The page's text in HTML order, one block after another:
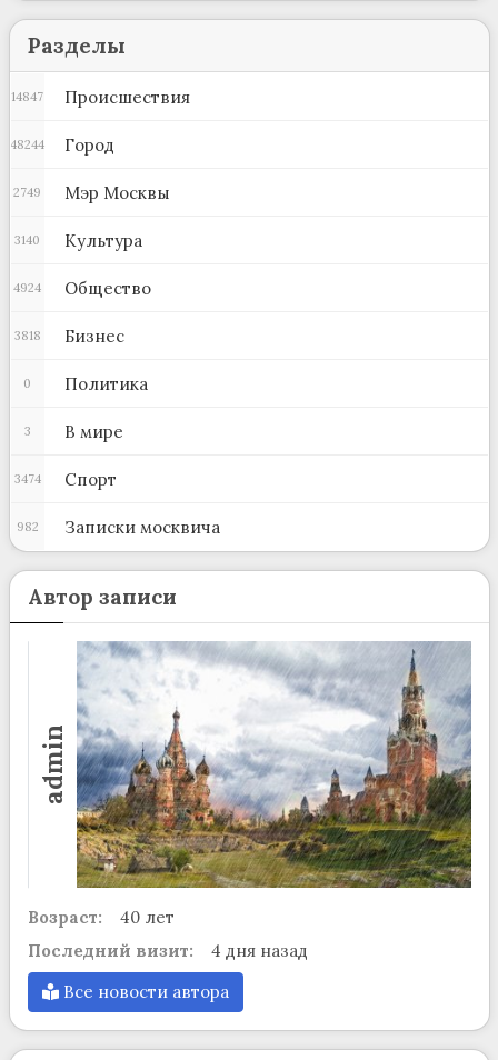
Разделы
Происшествия
14847
Город
48244
Мэр Москвы
2749
Культура
3140
Общество
4924
Бизнес
3818
Политика
0
В мире
3
Спорт
3474
Записки москвича
982
Автор записи
admin
Возраст:
40 лет
Последний визит:
4 дня назад
Все новости автора